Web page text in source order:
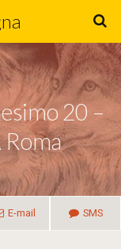
20 –
E-mail SMS